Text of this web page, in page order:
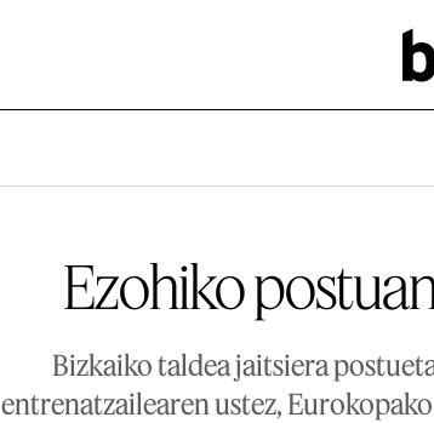
Ezohiko
Bizkaiko taldea jaitsiera
entrenatzailearen ustez,